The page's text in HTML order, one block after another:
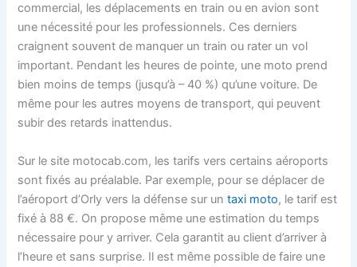
commercial, les déplacements en train ou en avion sont
une nécessité pour les professionnels. Ces derniers
craignent souvent de manquer un train ou rater un vol
important. Pendant les heures de pointe, une moto prend
bien moins de temps (jusqu’à – 40 %) qu’une voiture. De
même pour les autres moyens de transport, qui peuvent
subir des retards inattendus.
Sur le site motocab.com, les tarifs vers certains aéroports
sont fixés au préalable. Par exemple, pour se déplacer de
l’aéroport d’Orly vers la défense sur untaxi moto, le tarif est
fixé à 88 €. On propose même une estimation du temps
nécessaire pour y arriver. Cela garantit au client d’arriver à
l’heure et sans surprise. Il est même possible de faire une